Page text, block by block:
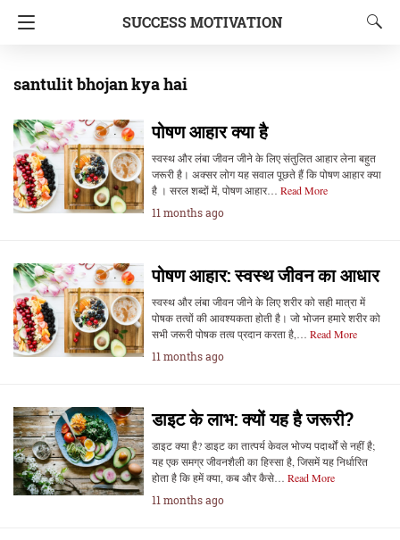
SUCCESS MOTIVATION
santulit bhojan kya hai
पोषण आहार क्या है
स्वस्थ और लंबा जीवन जीने के लिए संतुलित आहार लेना बहुत
जरूरी है। अक्सर लोग यह सवाल पूछते हैं कि पोषण आहार क्या
है । सरल शब्दों में, पोषण आहार… Read More
11 months ago
पोषण आहार: स्वस्थ जीवन का आधार
स्वस्थ और लंबा जीवन जीने के लिए शरीर को सही मात्रा में
पोषक तत्वों की आवश्यकता होती है। जो भोजन हमारे शरीर को
सभी जरूरी पोषक तत्व प्रदान करता है,… Read More
11 months ago
डाइट के लाभ: क्यों यह है जरूरी?
डाइट क्या है? डाइट का तात्पर्य केवल भोज्य पदार्थों से नहीं है;
यह एक समग्र जीवनशैली का हिस्सा है, जिसमें यह निर्धारित
होता है कि हमें क्या, कब और कैसे… Read More
11 months ago